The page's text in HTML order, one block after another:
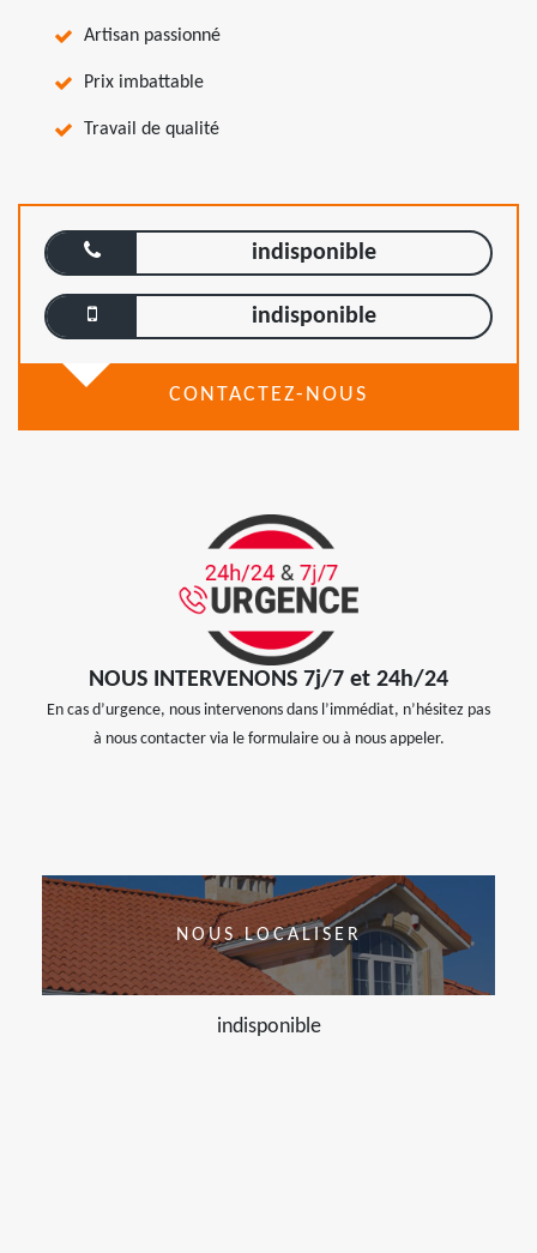
Artisan passionné
Prix imbattable
Travail de qualité
indisponible
indisponible
CONTACTEZ-NOUS
NOUS INTERVENONS 7j/7 et 24h/24
En cas d’urgence, nous intervenons dans l’immédiat, n’hésitez pas
à nous contacter via le formulaire ou à nous appeler.
NOUS LOCALISER
indisponible